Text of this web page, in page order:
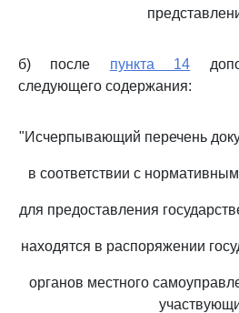
б) после пункта 14
следующего содержания:
"Исчерпывающий перечень
в соответствии с
для предоставления
находятся в распоряжении
органов местного